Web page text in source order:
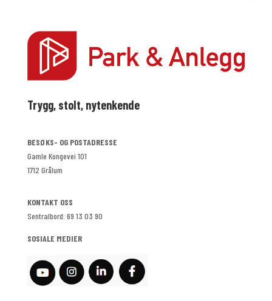
Trygg, stolt, nytenkende
BESØKS- OG POSTADRESSE
Gamle Kongevei 101
1712 Grålum
KONTAKT OSS
Sentralbord: 69 13 03 90
SOSIALE MEDIER